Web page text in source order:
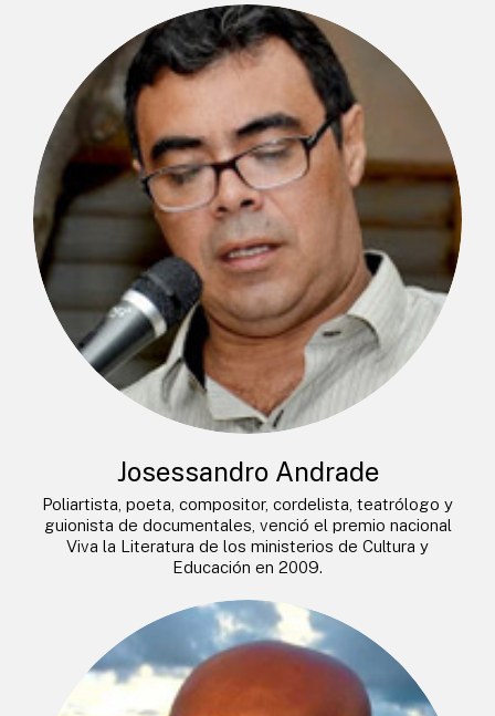
Josessandro Andrade
Poliartista, poeta, compositor, cordelista, teatrólogo y
guionista de documentales, venció el premio nacional
Viva la Literatura de los ministerios de Cultura y
Educación en 2009.